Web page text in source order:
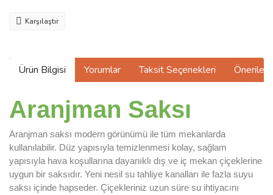
Karşılaştır
Ürün Bilgisi Yorumlar Taksit Seçenekleri
Aranjman Saksı
Aranjman saksı modern görünümü ile tüm mekanlarda
kullanılabilir. Düz yapısıyla temizlenmesi kolay, sağlam
yapısıyla hava koşullarına dayanıklı dış ve iç mekan çiçeklerine
uygun bir saksıdır. Yeni nesil su tahliye kanalları ile fazla suyu
saksı içinde hapseder. Çiçekleriniz uzun süre su ihtiyacını